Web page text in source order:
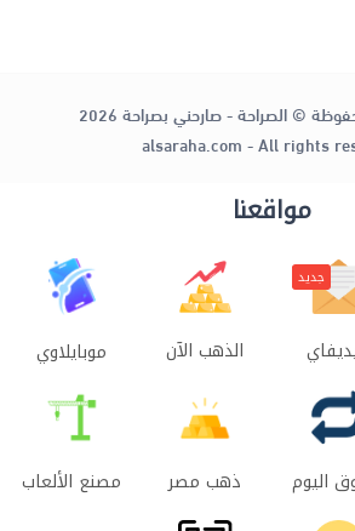
© الصراحة - صارحني بصراحة 2026
alsaraha.com - All rights